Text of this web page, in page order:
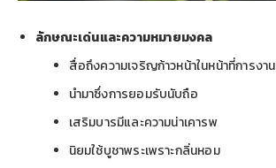
ลักษณะเด่นและความหมายมงคล
สื่อถึงความเจริญก้าวหน้าในหน้าที่การงาน
นำมาซึ่งการยอมรับนับถือ
เสริมบารมีและความน่าเคารพ
นิยมใช้บูชาพระเพราะกลิ่นหอม